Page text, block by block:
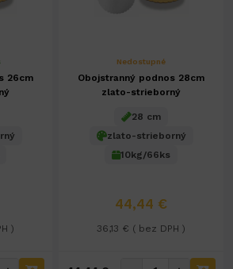
26cm
)
Nedostupné
Obojstranný podnos 28cm
zlato-strieborný
28 cm
zlato-strieborný
10kg/66ks
44,44 €
36,13 € ( bez DPH )